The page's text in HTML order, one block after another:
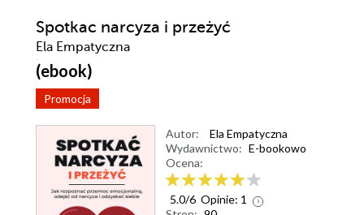
Spotkac narcyza i przeżyć
Ela Empatyczna
(ebook)
Promocja
Autor:
Ela Empatyczna
Wydawnictwo: E-bookowo
Ocena:
5.0/6 Opinie: 1